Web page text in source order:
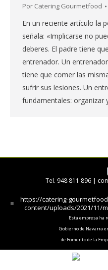
Por Catering Gourmetfood
En un reciente artículo la
señala: «Implicarse no
deberes. El padre tiene
entrenador. Un
tiene que comer las
sufrir sus lesiones. Un
fundamentales: organizar
Tel. 948 811 896 |
https://catering-
content/uploads/2021/11/
Esta empresa ha
Gobierno de Navarra
de Fomento de la